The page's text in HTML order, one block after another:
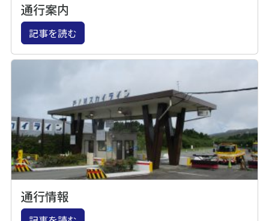
通行案内
記事を読む
通行情報